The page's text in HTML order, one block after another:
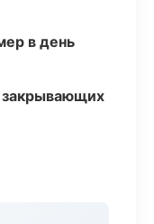
в день
закрывающих